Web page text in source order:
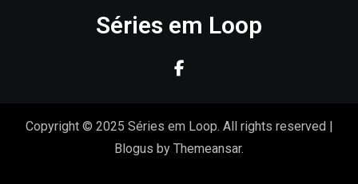
Séries em Loop
Copyright © 2025 Séries em Loop. All rights reserved |
Blogus by Themeansar.